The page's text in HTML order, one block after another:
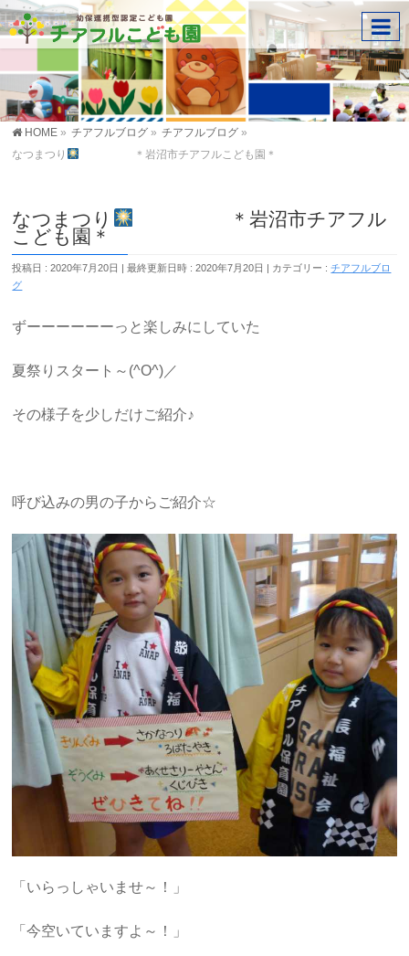
HOME » チアフルブログ » チアフルブログ »
なつまつり
＊岩沼市チアフルこども園＊
なつまつり
＊岩沼市チアフル
こども園＊
投稿日 : 2020年7月20日 最終更新日時 : 2020年7月20日 カテゴリー :チアフルブロ
グ
ずーーーーーーっと楽しみにしていた
夏祭りスタート～(^O^)／
その様子を少しだけご紹介♪
呼び込みの男の子からご紹介☆
「いらっしゃいませ～！」
「今空いていますよ～！」